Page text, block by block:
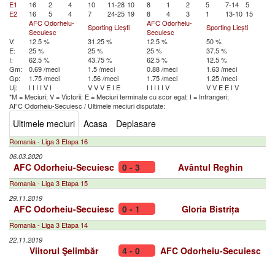
E1
16 2 4 10 11-28 10 8 1 2 5 7-14
5
E2
16 5 4 7 24-25 19 8 4 3 1 13-10 15
AFC Odorheiu-
Secuiesc
Sporting Liești
AFC Odorheiu-
Secuiesc
Sporting Liești
V:
12.5 % 31.25 % 12.5 %
50 %
E:
25 % 25 % 25 %
37.5 %
I:
62.5 % 43.75 % 62.5 %
12.5 %
Gm:
0.69 /meci 1.5 /meci 0.88 /meci
1.63 /meci
Gp:
1.75 /meci 1.56 /meci 1.75 /meci
1.25 /meci
Uj:
I I I I V I VVV E I E I I I I I V VV E E I V
*M = Meciuri; V = Victorii; E = Meciuri terminate cu scor egal; I = Infrangeri;
AFC Odorheiu-Secuiesc / Ultimele meciuri disputate:
Ultimele meciuri Acasa Deplasare
Romania - Liga 3 Etapa 16
06.03.2020
AFC Odorheiu-Secuiesc 0 - 3 Avântul Reghin
Romania - Liga 3 Etapa 15
29.11.2019
AFC Odorheiu-Secuiesc 0 - 1 Gloria Bistrița
Romania - Liga 3 Etapa 14
22.11.2019
Viitorul Şelimbăr 4 - 0 AFC Odorheiu-Secuiesc